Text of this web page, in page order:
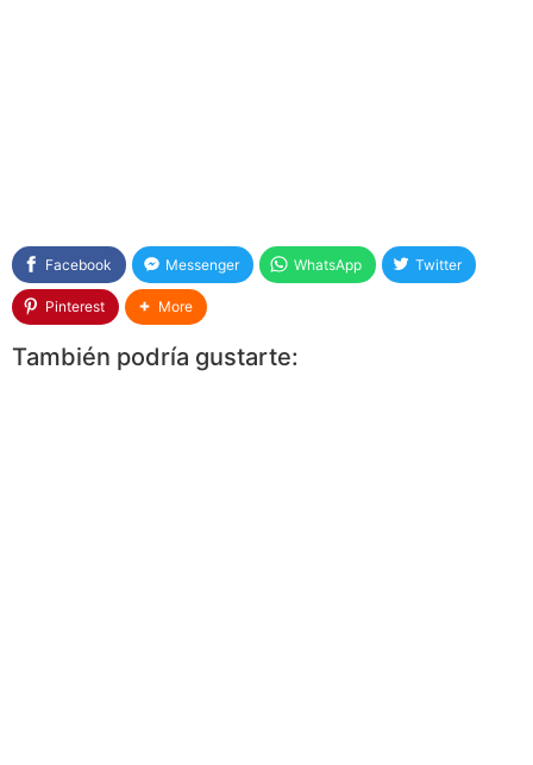
Facebook Messenger WhatsApp Twitter
Pinterest More
También podría gustarte: